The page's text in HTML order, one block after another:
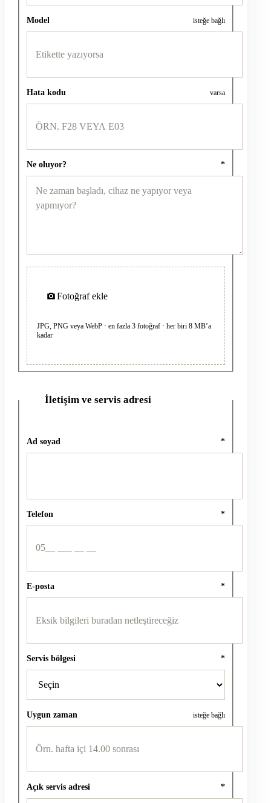
Model isteğe bağlı
Hata kodu varsa
Ne oluyor? *
Fotoğraf ekle
JPG, PNG veya WebP · en fazla 3 fotoğraf · her biri 8 MB’a
kadar
İletişim ve servis adresi
Ad soyad *
Telefon *
E-posta *
Servis bölgesi *
Uygun zaman isteğe bağlı
Açık servis adresi *